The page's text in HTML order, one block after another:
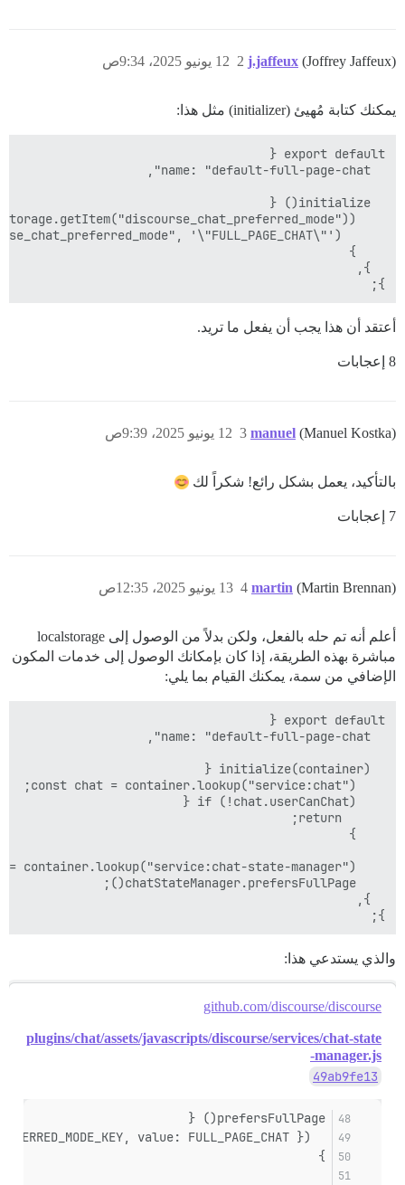
j.jaffeux (Joffrey Jaffeux) 12 يونيو 2025، 9:34ص 2
يمكنك كتابة مُهيئ (initializer) مثل هذا:
};
أعتقد أن هذا يجب أن يفعل ما تريد.
8 إعجابات
manuel (Manuel Kostka) 12 يونيو 2025، 9:39ص 3
بالتأكيد، يعمل بشكل رائع! شكراً لك
7 إعجابات
martin (Martin Brennan) 13 يونيو 2025، 12:35ص 4
أعلم أنه تم حله بالفعل، ولكن بدلاً من الوصول إلى localstorage
مباشرة بهذه الطريقة، إذا كان بإمكانك الوصول إلى خدمات المكون
الإضافي من سمة، يمكنك القيام بما يلي:
};
والذي يستدعي هذا:
github.com/discourse/discourse
plugins/chat/assets/javascripts/discourse/services/chat-state
-manager.js
49ab9fe13
prefersFullPage() {
}